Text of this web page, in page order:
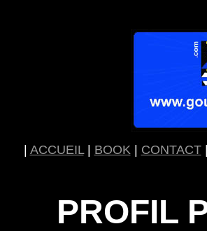
ACCUEIL| BOOK| CONTACT
PROFIL